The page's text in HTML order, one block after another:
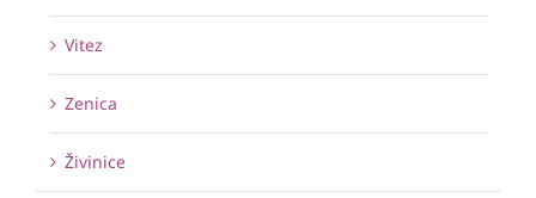
Vitez
Zenica
Živinice